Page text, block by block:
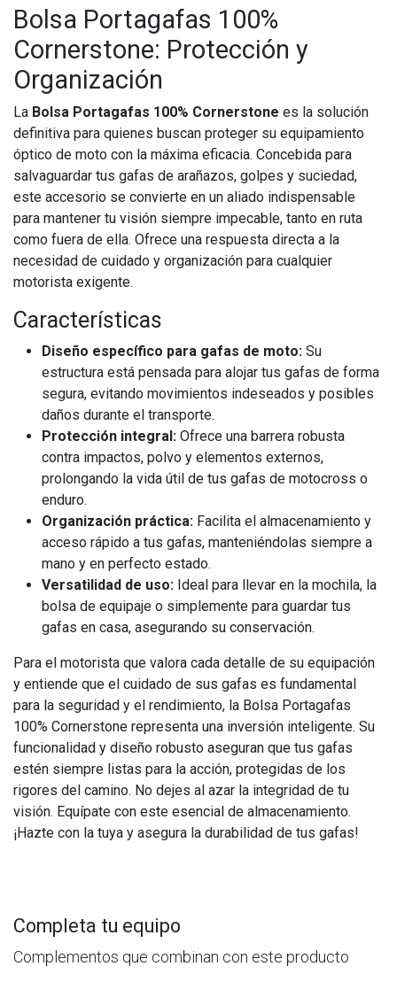
Bolsa Portagafas 100%
Cornerstone: Protección y
Organización
La Bolsa Portagafas 100% Cornerstone es la solución
definitiva para quienes buscan proteger su equipamiento
óptico de moto con la máxima eficacia. Concebida para
salvaguardar tus gafas de arañazos, golpes y suciedad,
este accesorio se convierte en un aliado indispensable
para mantener tu visión siempre impecable, tanto en ruta
como fuera de ella. Ofrece una respuesta directa a la
necesidad de cuidado y organización para cualquier
motorista exigente.
Características
Diseño específico para gafas de moto: Su
estructura está pensada para alojar tus gafas de forma
segura, evitando movimientos indeseados y posibles
daños durante el transporte.
Protección integral: Ofrece una barrera robusta
contra impactos, polvo y elementos externos,
prolongando la vida útil de tus gafas de motocross o
enduro.
Organización práctica: Facilita el almacenamiento y
acceso rápido a tus gafas, manteniéndolas siempre a
mano y en perfecto estado.
Versatilidad de uso: Ideal para llevar en la mochila, la
bolsa de equipaje o simplemente para guardar tus
gafas en casa, asegurando su conservación.
Para el motorista que valora cada detalle de su equipación
y entiende que el cuidado de sus gafas es fundamental
para la seguridad y el rendimiento, la Bolsa Portagafas
100% Cornerstone representa una inversión inteligente. Su
funcionalidad y diseño robusto aseguran que tus gafas
estén siempre listas para la acción, protegidas de los
rigores del camino. No dejes al azar la integridad de tu
visión. Equípate con este esencial de almacenamiento.
¡Hazte con la tuya y asegura la durabilidad de tus gafas!
Completa tu equipo
Complementos que combinan con este producto